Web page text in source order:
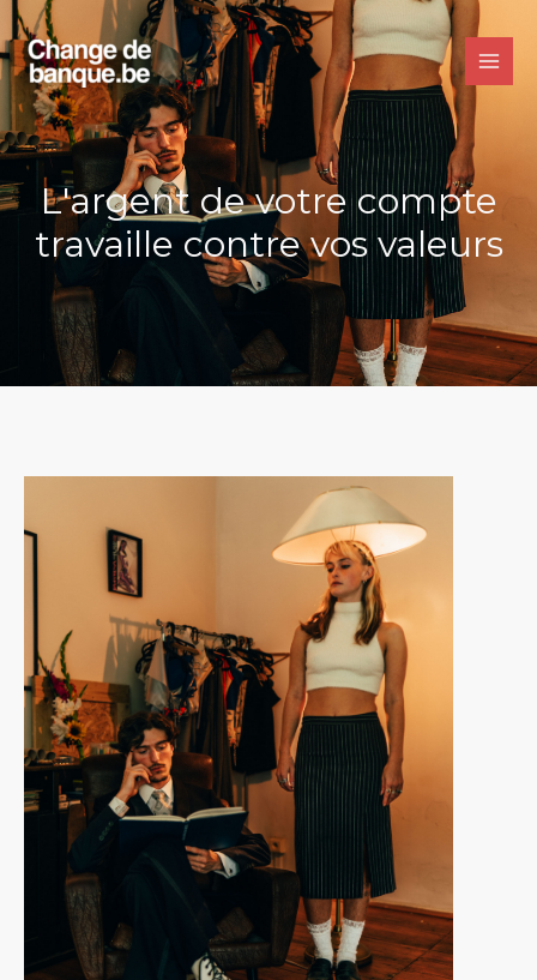
Aller
au
contenu
Main
L'argent de votre compte
travaille contre vos valeurs